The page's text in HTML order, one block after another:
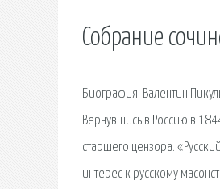
Собрание
Биография. Валентин
Вернувшись в Россию в
старшего цензора.
интерес к русскому